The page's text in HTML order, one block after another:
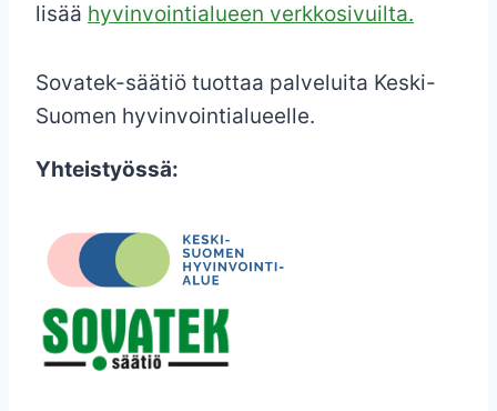
lisää hyvinvointialueen verkkosivuilta.
Sovatek-säätiö tuottaa palveluita Keski-
Suomen hyvinvointialueelle.
Yhteistyössä: